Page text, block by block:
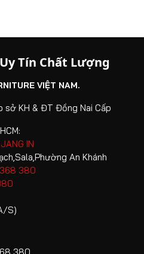
đến giải pháp hoàn thiện
chuẩn Hàn Quốc, chất lượng
chú trọng tính thẩm mỹ, Jang
thông qua việc minh bạch
và các tiêu chuẩn kiểm định
Hàn Quốc được ưu
sống hiện đại?
nổi tiếng với sự cân bằng
sang trọng
kỳ không cần thiết, nội thất
Tín Chất Lượng
VIỆT NAM.
KH & ĐT Đồng Nai Cấp
IN
An Khánh
380
S)